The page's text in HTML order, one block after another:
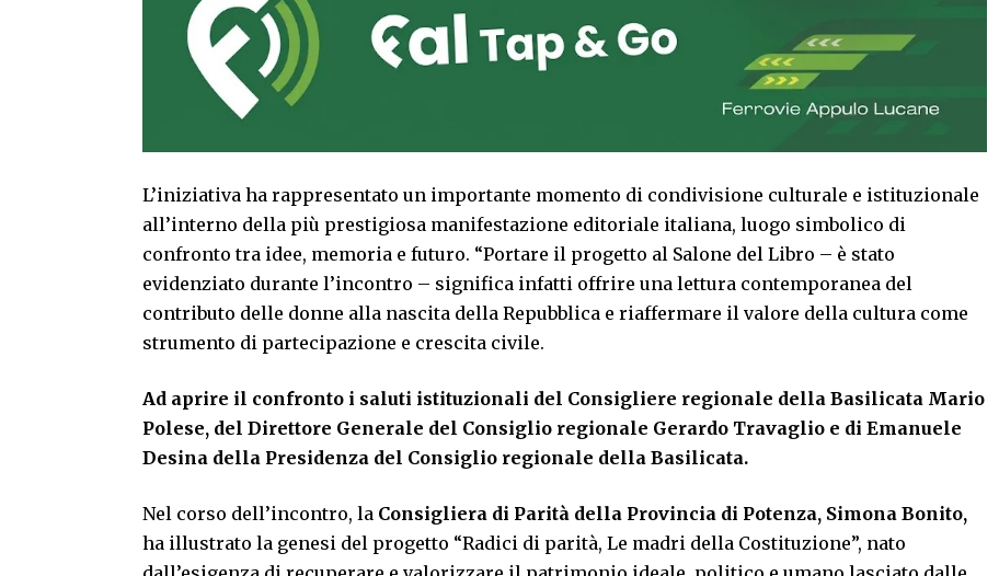
L’iniziativa ha rappresentato un importante momento di condivisione culturale e istituzionale
all’interno della più prestigiosa manifestazione editoriale italiana, luogo simbolico di
confronto tra idee, memoria e futuro. “Portare il progetto al Salone del Libro – è stato
evidenziato durante l’incontro – significa infatti offrire una lettura contemporanea del
contributo delle donne alla nascita della Repubblica e riaffermare il valore della cultura come
strumento di partecipazione e crescita civile.
Ad aprire il confronto i saluti istituzionali del Consigliere regionale della Basilicata Mario
Polese, del Direttore Generale del Consiglio regionale Gerardo Travaglio e di Emanuele
Desina della Presidenza del Consiglio regionale della Basilicata.
Nel corso dell’incontro, la Consigliera di Parità della Provincia di Potenza, Simona Bonito,
ha illustrato la genesi del progetto “Radici di parità, Le madri della Costituzione”, nato